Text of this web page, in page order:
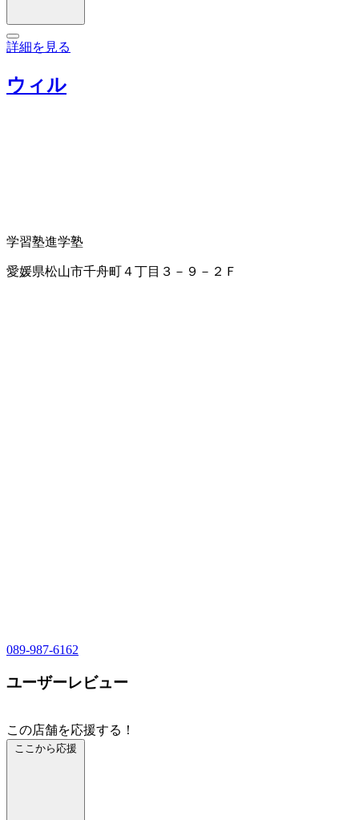
詳細を見る
ウィル
学習塾進学塾
愛媛県松山市千舟町４丁目３－９－２Ｆ
089-987-6162
ユーザーレビュー
この店舗を応援する！
ここから応援